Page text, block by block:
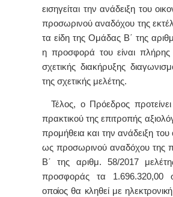
εισηγείται την ανάδειξη του
προσωρινού αναδόχου της
τα είδη της Ομάδας Β΄ της
η προσφορά του είναι
σχετικής διακήρυξης
της σχετικής μελέτης.
Τέλος, ο Πρόεδρος
πρακτικού της επιτροπής
προμήθεια και την ανάδειξη
ως προσωρινού αναδόχου της
Β΄ της αριθμ. 58/2017
προσφοράς τα 1.696.320,00
οποίος θα κληθεί με